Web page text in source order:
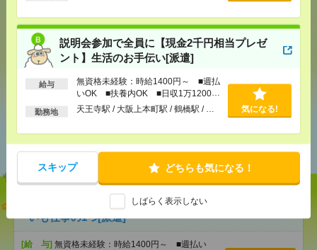
説明会参加で全員に【現金2千円相当プレゼ
ント】生活のお手伝い[派遣]
給与
無資格未経験：時給1400円～ ■週払
いOK ■扶養内OK ■日収1万1200円
以上
勤務地 天王寺駅 / 大阪上本町駅 / 鶴橋駅 / … 気になる!
スキップ どちらも気になる！
しばらく表示しない
メールで送る LINEで送る
おすすめ
【オープニング募集】おばあちゃんのお散歩付き添
いも仕事の1つ[派遣]
[給 与] 無資格未経験：時給1400円～ ■週払い